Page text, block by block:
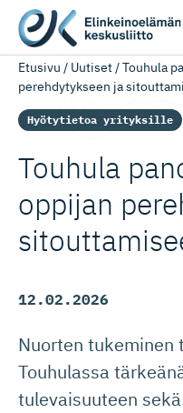
Etusivu / Uutiset/Touhula
perehdytykseen ja
Hyötytietoa yrityksille
Touhula
oppijan
12.02.2026
Nuorten tukeminen
Touhulassa
tulevaisuuteen